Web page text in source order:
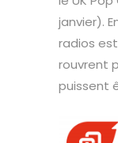
janvier).
radios
rouvrent
puissent